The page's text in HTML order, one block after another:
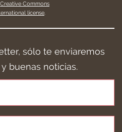
Creative Commons
license.
sólo te enviaremos
buenas noticias.